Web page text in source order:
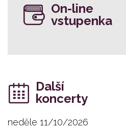
On-line
vstupenka
Další
koncerty
neděle 11/10/2026